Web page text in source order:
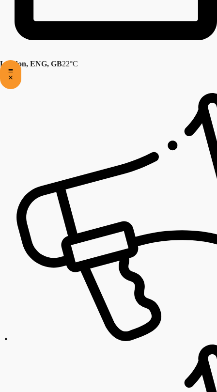
London, ENG, GB22°C